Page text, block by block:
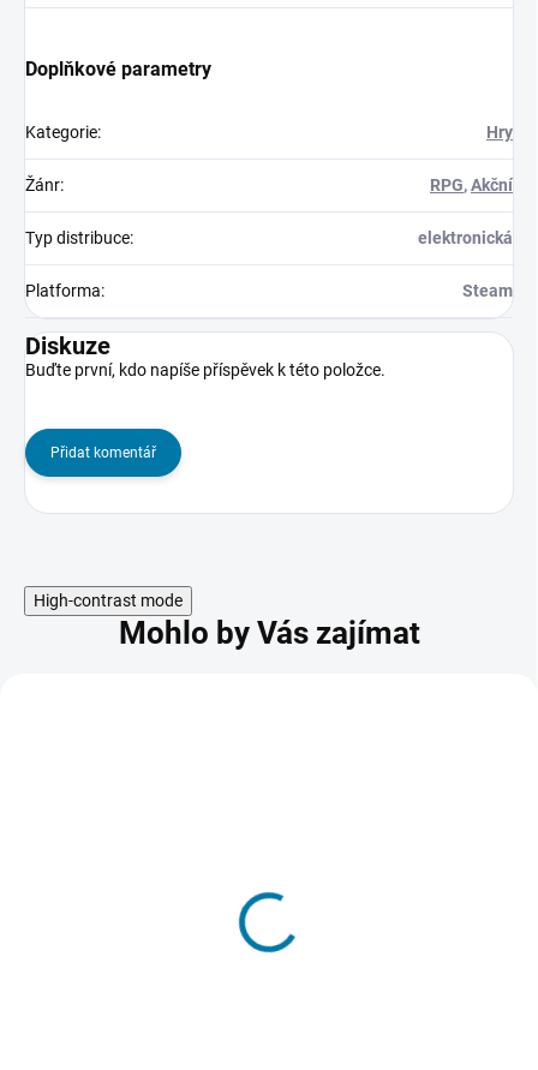
Doplňkové parametry
Kategorie: Hry
Žánr: RPG,Akční
Typ distribuce: elektronická
Platforma: Steam
Diskuze
Buďte první, kdo napíše příspěvek k této položce.
Přidat komentář
High-contrast mode
Mohlo by Vás zajímat
EA SPORTS FC 26 - PC